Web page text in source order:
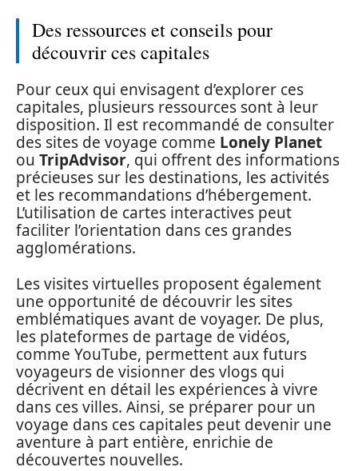
Des ressources et conseils pour
découvrir ces capitales
Pour ceux qui envisagent d’explorer ces
capitales, plusieurs ressources sont à leur
disposition. Il est recommandé de consulter
des sites de voyage comme Lonely Planet
ou TripAdvisor, qui offrent des informations
précieuses sur les destinations, les activités
et les recommandations d’hébergement.
L’utilisation de cartes interactives peut
faciliter l’orientation dans ces grandes
agglomérations.
Les visites virtuelles proposent également
une opportunité de découvrir les sites
emblématiques avant de voyager. De plus,
les plateformes de partage de vidéos,
comme YouTube, permettent aux futurs
voyageurs de visionner des vlogs qui
décrivent en détail les expériences à vivre
dans ces villes. Ainsi, se préparer pour un
voyage dans ces capitales peut devenir une
aventure à part entière, enrichie de
découvertes nouvelles.